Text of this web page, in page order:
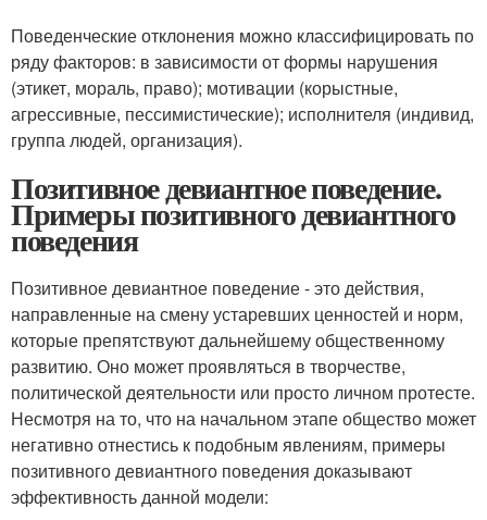
Поведенческие отклонения можно классифицировать по
ряду факторов: в зависимости от формы нарушения
(этикет, мораль, право); мотивации (корыстные,
агрессивные, пессимистические); исполнителя (индивид,
группа людей, организация).
Позитивное девиантное поведение.
Примеры позитивного девиантного
поведения
Позитивное девиантное поведение - это действия,
направленные на смену устаревших ценностей и норм,
которые препятствуют дальнейшему общественному
развитию. Оно может проявляться в творчестве,
политической деятельности или просто личном протесте.
Несмотря на то, что на начальном этапе общество может
негативно отнестись к подобным явлениям, примеры
позитивного девиантного поведения доказывают
эффективность данной модели: